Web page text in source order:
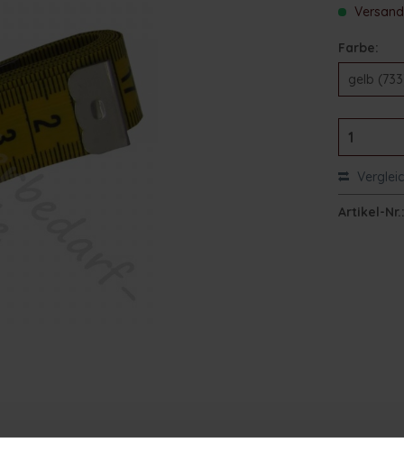
Farbe:
Artikel-Nr.: